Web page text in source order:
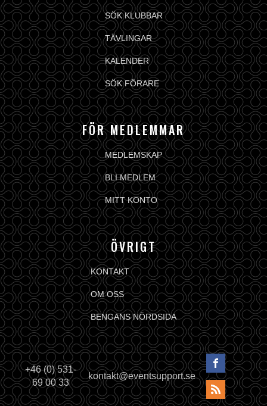
SÖK KLUBBAR
TÄVLINGAR
KALENDER
SÖK FÖRARE
FÖR MEDLEMMAR
MEDLEMSKAP
BLI MEDLEM
MITT KONTO
ÖVRIGT
KONTAKT
OM OSS
BENGANS NÖRDSIDA
+46 (0) 531-
69 00 33
kontakt@eventsupport.se